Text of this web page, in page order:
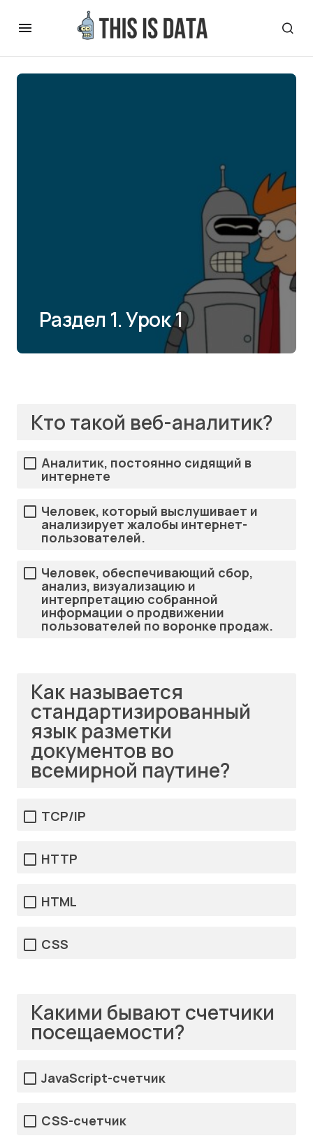
Раздел 1. Урок 1
Кто такой веб-аналитик?
Аналитик, постоянно сидящий в
интернете
Человек, который выслушивает и
анализирует жалобы интернет-
пользователей.
Человек, обеспечивающий сбор,
анализ, визуализацию и
интерпретацию собранной
информации о продвижении
пользователей по воронке продаж.
Как называется
стандартизированный
язык разметки
документов во
всемирной паутине?
TCP/IP
HTTP
HTML
CSS
Какими бывают счетчики
посещаемости?
JavaScript-счетчик
CSS-счетчик